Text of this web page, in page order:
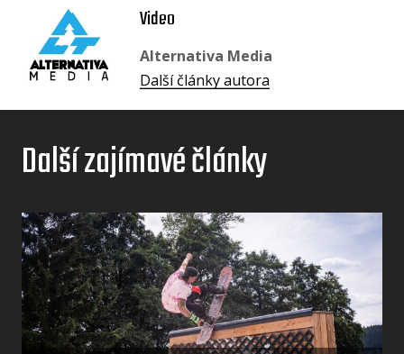
Video
Alternativa Media
Další články autora
Další zajímavé články